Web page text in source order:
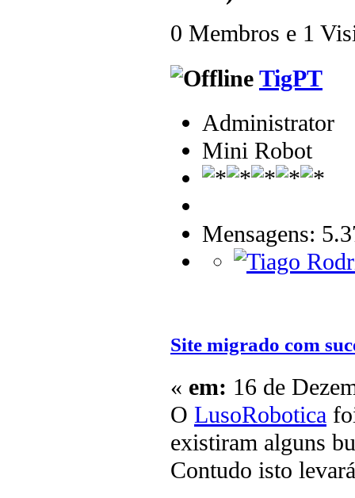
0 Membros e 1
TigPT
Administrator
Mini Robot
Mensagens:
Site migrado com
« em: 16 de
O LusoRobotica
existiram alguns
Contudo isto